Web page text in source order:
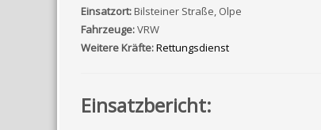
Einsatzort:Bilsteiner Straße, Olpe
Fahrzeuge:VRW
Weitere Kräfte:Rettungsdienst
Einsatzbericht: